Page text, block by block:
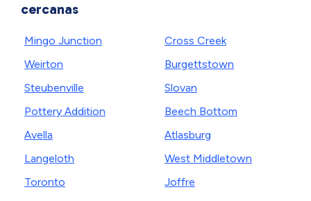
cercanas
Mingo Junction
Weirton
Steubenville
Pottery Addition
Avella
Langeloth
Toronto
Cross Creek
Burgettstown
Slovan
Beech Bottom
Atlasburg
West Middletown
Joffre